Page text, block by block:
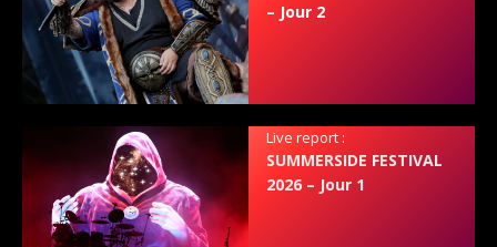
– Jour 2
Live report :
SUMMERSIDE FESTIVAL
2026 – Jour 1